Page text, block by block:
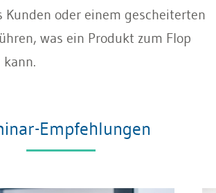
Kunden oder einem gescheiterten
was ein Produkt zum Flop
kann.
Empfehlungen